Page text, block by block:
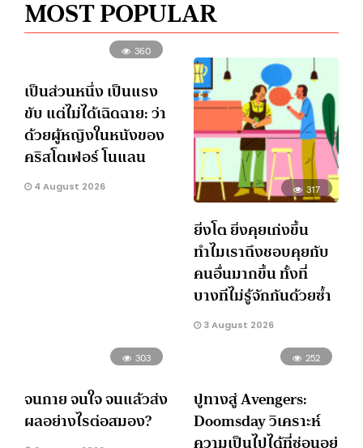
MOST POPULAR
360
เป็นส่วนหนึ่ง เป็นแรง
ขับ แต่ไม่ได้เฉิดฉาย: ว่า
ด้วยผู้หญิงในหนังของ
คริสโตเฟอร์ โนแลน
4 August 2026 317
ยิ่งโต ยิ่งคุยเก่งขึ้น
ทำไมเราถึงชอบคุยกับ
คนอื่นมากขึ้น ทั้งที่
บางทีไม่รู้จักกันด้วยซ้ำ
3 August 2026
303
จนกาย จนใจ จนแล้วส่ง
ผลอย่างไรต่อสมอง?
252
ปูทางสู่ Avengers:
Doomsday วิเคราะห์
ความเป็นไปได้ที่ซ่อนอยู่